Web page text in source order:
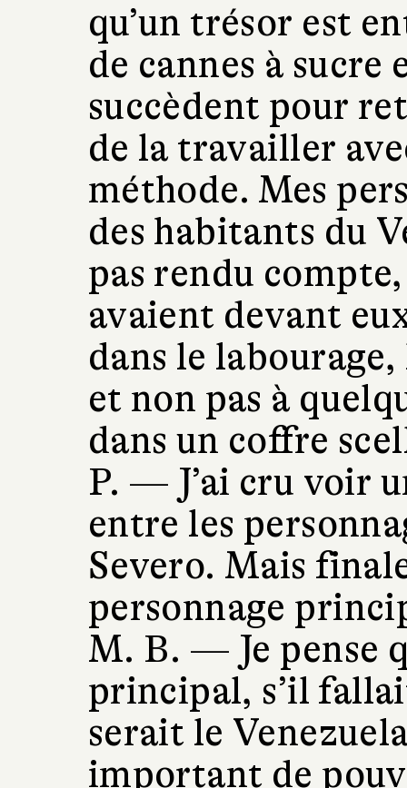
qu’un trésor est
de cannes à sucre
succèdent pour
de la travailler
méthode. Mes
des habitants du
pas rendu
avaient devant
dans le
et non pas à
dans un coffre
P. — J’ai cru voir
entre les
Severo. Mais
personnage
M. B. — Je pense
principal, s’il
serait le
important de